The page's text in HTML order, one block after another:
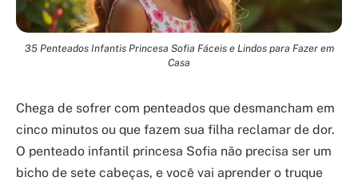
35 Penteados Infantis Princesa Sofia Fáceis e Lindos para Fazer em
Casa
Chega de sofrer com penteados que desmancham em
cinco minutos ou que fazem sua filha reclamar de dor.
O penteado infantil princesa Sofia não precisa ser um
bicho de sete cabeças, e você vai aprender o truque